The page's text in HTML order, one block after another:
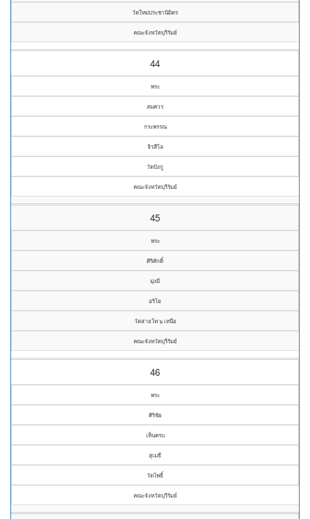
วัดใหม่ประชานิมิตร
คณะจังหวัดบุรีรัมย์
44
พระ
สมควร
กระพรรณ
จิรสีโล
วัดปังกู
คณะจังหวัดบุรีรัมย์
45
พระ
ศิริศักดิ์
มุ่งมี
อริโย
วัดสายโท ๖ เหนือ
คณะจังหวัดบุรีรัมย์
46
พระ
ศิริชัย
เห็นครบ
สุเมธี
วัดโพธิ์
คณะจังหวัดบุรีรัมย์